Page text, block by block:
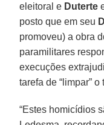
eleitoral e Duterte
posto que em seu
promoveu) a obra
paramilitares
execuções
tarefa de “limpar”
“Estes homicídios